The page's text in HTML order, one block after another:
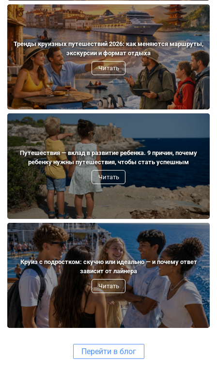
Тренды круизных путешествий 2026: как меняются маршруты,
экскурсии и формат отдыха
Читать
Путешествия — вклад в развитие ребенка. 9 причин, почему
ребенку нужны путешествия, чтобы стать успешным
Читать
Круиз с подростком: скучно или идеально — и почему ответ
зависит от лайнера
Читать
Перейти в блог